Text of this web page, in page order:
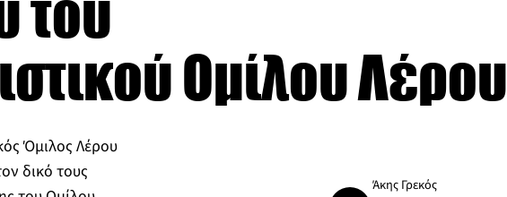
Ομίλου Λέρου
Όμιλος Λέρου
δικό τους
Άκης Γρεκός